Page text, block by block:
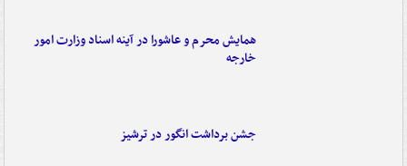
همایش محرم و عاشورا در آینه اسناد وزارت امور
خارجه
جشن برداشت انگور در ترشیز